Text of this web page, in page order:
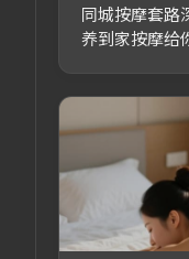
同城按摩套路
养到家按摩给